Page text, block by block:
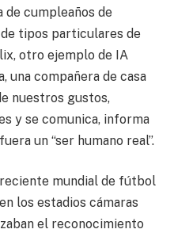
de cumpleaños de
de tipos particulares de
otro ejemplo de IA
una compañera de casa
nuestros gustos,
y se comunica, informa
un “ser humano real”.
reciente mundial de fútbol
los estadios cámaras
el reconocimiento